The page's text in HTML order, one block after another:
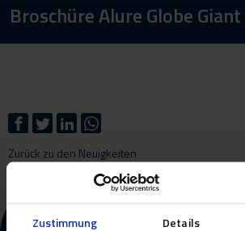
Zustimmung Details
Broschüre Alure Globe Giant
Zurück zu den Neuigkeiten
Weitere